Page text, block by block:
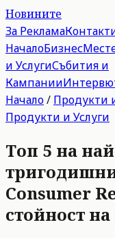
Новините
За Реклама
НачалоБизнес
и УслугиСъбития и
Кампании
Начало/ Продукти
Продукти и Услуги
Топ 5 на
Consumer
стойност